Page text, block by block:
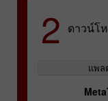
2 ดาวน์โ
แพล